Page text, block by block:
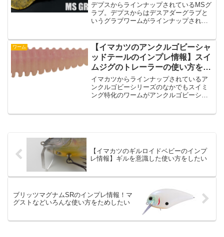
デプスからラインナップされているMSグ
ラブ。デプスからはデスアダーグラブと
いうグラブワームがラインナップされて
チスペックグラブの略称っぽいですね。
そんなMSグラブは...
ワーム
【イマカツのアンクルゴビーシャ
ッドテールのインプレ情報】スイ
ムジグのトレーラーの使い方をし
てみたい
イマカツからラインナップされているア
ンクルゴビーシリーズのなかでもスイミ
ング特化のワームがアンクルゴビーシャ
【イマカツのギルロイドベビーのインプ
レ情報】ギルを意識した使い方をしたい
ブリッツマグナムSRのインプレ情報！マ
グストなどいろんな使い方をためしたい